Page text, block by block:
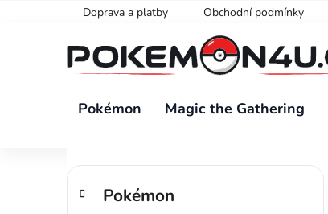
Doprava a platby Obchodní podmínky
Pokémon Magic the Gathering
P Přeskočit
kategorie
K
a
Pokémon